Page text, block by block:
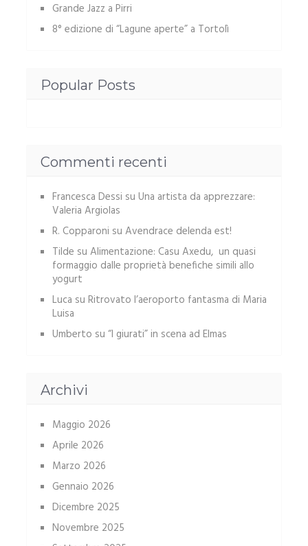
Grande Jazz a Pirri
8° edizione di “Lagune aperte” a Tortolì
Popular Posts
Commenti recenti
Francesca Dessi su Una artista da apprezzare:
Valeria Argiolas
R. Copparoni su Avendrace delenda est!
Tilde su Alimentazione: Casu Axedu, un quasi
formaggio dalle proprietà benefiche simili allo
yogurt
Luca su Ritrovato l’aeroporto fantasma di Maria
Luisa
Umberto su “I giurati” in scena ad Elmas
Archivi
Maggio 2026
Aprile 2026
Marzo 2026
Gennaio 2026
Dicembre 2025
Novembre 2025